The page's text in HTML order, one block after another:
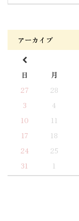
アーカイブ
日
月
27
28
3
4
10
11
17
18
24
25
31
1